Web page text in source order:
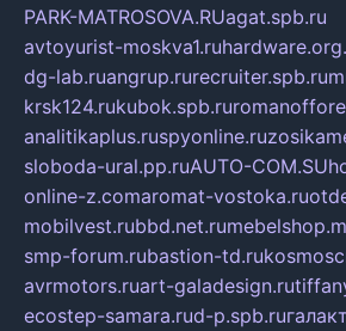
PARK-MATROSOVA.RUagat.spb.ru
avtoyurist-moskva1.ru
dg-lab.ruangrup.rurecruiter.spb.ru
krsk124.rukubok.spb.ru
analitikaplus.ruspyonline.ru
sloboda-ural.pp.ruAUTO-COM.SU
online-z.comaromat-vostoka.ru
mobilvest.rubbd.net.ru
smp-forum.rubastion-td.ru
avrmotors.ruart-galadesign.ru
ecostep-samara.rud-p.spb.ru